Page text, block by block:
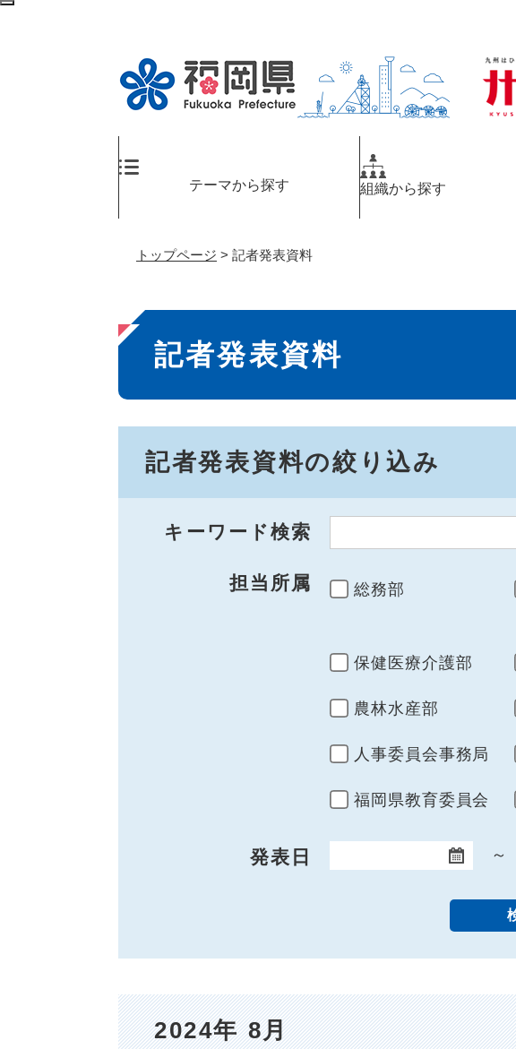
ペ
メ
テーマから探す 組織から探す
トップページ > 記者発表資料
本
文
記者発表資料
記者発表資料の絞り込み
キーワード検索
担当所属 総務部
保健医療介護部
農林水産部
人事委員会事務局
福岡県教育委員会
発表日
開始日
～
2024年 8月